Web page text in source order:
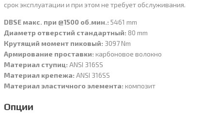
срок эксплуатации и при этом не требует обслуживания.
DBSE макс. при @1500 об.мин.: 5461 mm
Диаметр отверстий стандартный: 80 mm
Крутящий момент пиковый: 3097 Nm
Армирование проставки: карбоновое волокно
Материал ступиц: ANSI 316SS
Материал крепежа: ANSI 316SS
Материал эластичного элемента: композит
Опции